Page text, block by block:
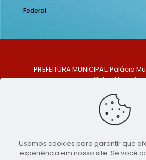
Federal
PREFEITURA MUNICIPAL: Palácio
Celso Maciel
Centro, São Bento do Una - PE.
TELEFONE: (81) 99548-
E-MAIL:
Copyright 2021-2026 - Assessoria
Usamos cookies para garantir que
experiência em nosso site. Se você